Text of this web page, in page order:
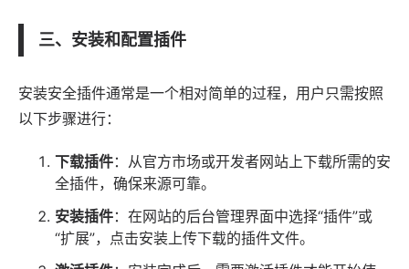
三、安装和配置插件
安装安全插件通常是一个相对简单的过程，用户只需按照
以下步骤进行：
下载插件：从官方市场或开发者网站上下载所需的安
全插件，确保来源可靠。
安装插件：在网站的后台管理界面中选择“插件”或
“扩展”，点击安装上传下载的插件文件。